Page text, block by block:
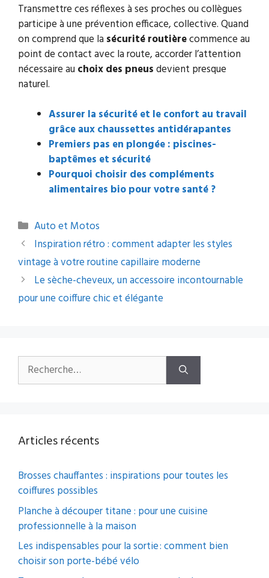
Transmettre ces réflexes à ses proches ou collègues
participe à une prévention efficace, collective. Quand
on comprend que la sécurité routièrecommence au
point de contact avec la route, accorder l’attention
nécessaire au choix des pneusdevient presque
naturel.
Assurer la sécurité et le confort au travail
grâce aux chaussettes antidérapantes
Premiers pas en plongée : piscines-
baptêmes et sécurité
Pourquoi choisir des compléments
alimentaires bio pour votre santé ?
Catégories
Auto et Motos
Navigation
des
articles
Inspiration rétro : comment adapter les styles
vintage à votre routine capillaire moderne
Le sèche-cheveux, un accessoire incontournable
pour une coiffure chic et élégante
Rechercher :
Articles récents
Brosses chauffantes : inspirations pour toutes les
coiffures possibles
Planche à découper titane : pour une cuisine
professionnelle à la maison
Les indispensables pour la sortie : comment bien
choisir son porte-bébé vélo